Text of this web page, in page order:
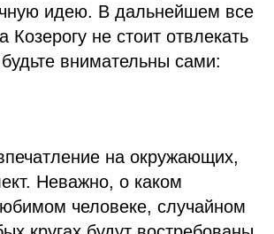
идею. В дальнейшем все
не стоит отвлекать
внимательны сами:
на окружающих,
Неважно, о каком
человеке, случайном